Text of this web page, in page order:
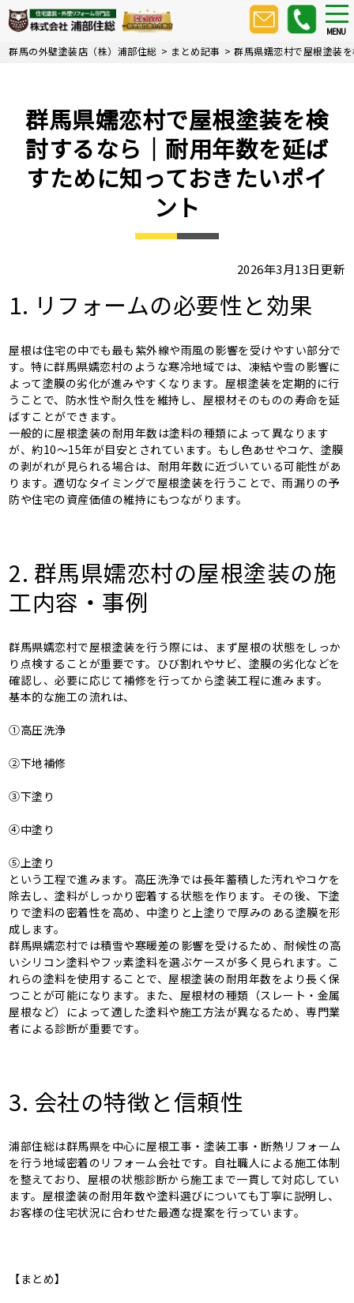
Skip
to
content
MENU
群馬の外壁塗装店（株）浦部住総 > まとめ記事 >群馬県嬬恋村で屋根塗装
群馬県嬬恋村で屋根塗装を検
討するなら｜耐用年数を延ば
すために知っておきたいポイ
ント
2026年3月13日更新
1. リフォームの必要性と効果
屋根は住宅の中でも最も紫外線や雨風の影響を受けやすい部分で
す。特に群馬県嬬恋村のような寒冷地域では、凍結や雪の影響に
よって塗膜の劣化が進みやすくなります。屋根塗装を定期的に行
うことで、防水性や耐久性を維持し、屋根材そのものの寿命を延
ばすことができます。
一般的に屋根塗装の耐用年数は塗料の種類によって異なります
が、約10〜15年が目安とされています。もし色あせやコケ、塗膜
の剥がれが見られる場合は、耐用年数に近づいている可能性があ
ります。適切なタイミングで屋根塗装を行うことで、雨漏りの予
防や住宅の資産価値の維持にもつながります。
2. 群馬県嬬恋村の屋根塗装の施
工内容・事例
群馬県嬬恋村で屋根塗装を行う際には、まず屋根の状態をしっか
り点検することが重要です。ひび割れやサビ、塗膜の劣化などを
確認し、必要に応じて補修を行ってから塗装工程に進みます。
基本的な施工の流れは、
①高圧洗浄
②下地補修
③下塗り
④中塗り
⑤上塗り
という工程で進みます。高圧洗浄では長年蓄積した汚れやコケを
除去し、塗料がしっかり密着する状態を作ります。その後、下塗
りで塗料の密着性を高め、中塗りと上塗りで厚みのある塗膜を形
成します。
群馬県嬬恋村では積雪や寒暖差の影響を受けるため、耐候性の高
いシリコン塗料やフッ素塗料を選ぶケースが多く見られます。こ
れらの塗料を使用することで、屋根塗装の耐用年数をより長く保
つことが可能になります。また、屋根材の種類（スレート・金属
屋根など）によって適した塗料や施工方法が異なるため、専門業
者による診断が重要です。
3. 会社の特徴と信頼性
浦部住総は群馬県を中心に屋根工事・塗装工事・断熱リフォーム
を行う地域密着のリフォーム会社です。自社職人による施工体制
を整えており、屋根の状態診断から施工まで一貫して対応してい
ます。屋根塗装の耐用年数や塗料選びについても丁寧に説明し、
お客様の住宅状況に合わせた最適な提案を行っています。
【まとめ】